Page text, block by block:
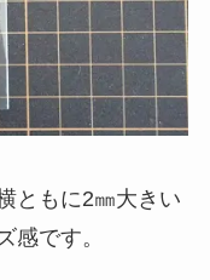
ともに2㎜大きい
感です。